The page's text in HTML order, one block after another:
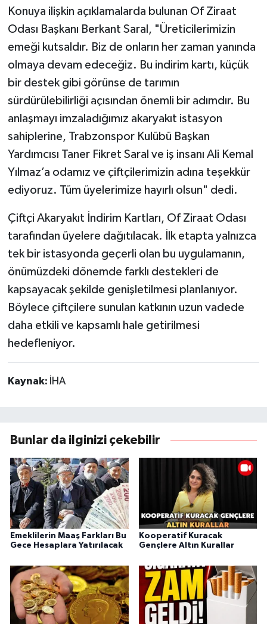
Konuya ilişkin açıklamalarda bulunan Of Ziraat
Odası Başkanı Berkant Saral, "Üreticilerimizin
emeği kutsaldır. Biz de onların her zaman yanında
olmaya devam edeceğiz. Bu indirim kartı, küçük
bir destek gibi görünse de tarımın
sürdürülebilirliği açısından önemli bir adımdır. Bu
anlaşmayı imzaladığımız akaryakıt istasyon
sahiplerine, Trabzonspor Kulübü Başkan
Yardımcısı Taner Fikret Saral ve iş insanı Ali Kemal
Yılmaz’a odamız ve çiftçilerimizin adına teşekkür
ediyoruz. Tüm üyelerimize hayırlı olsun" dedi.
Çiftçi Akaryakıt İndirim Kartları, Of Ziraat Odası
tarafından üyelere dağıtılacak. İlk etapta yalnızca
tek bir istasyonda geçerli olan bu uygulamanın,
önümüzdeki dönemde farklı destekleri de
kapsayacak şekilde genişletilmesi planlanıyor.
Böylece çiftçilere sunulan katkının uzun vadede
daha etkili ve kapsamlı hale getirilmesi
hedefleniyor.
Kaynak: İHA
Bunlar da ilginizi çekebilir
Emeklilerin Maaş Farkları Bu
Gece Hesaplara Yatırılacak
Kooperatif Kuracak
Gençlere Altın Kurallar